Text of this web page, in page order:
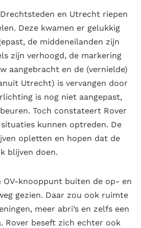
en Utrecht riepen
Deze kwamen er gelukkig
de middeneilanden zijn
zijn verhoogd, de markering
aangebracht en de (vernielde)
Utrecht) is vervangen door
is nog niet aangepast,
Toch constateert Rover
kunnen optreden. De
opletten en hopen dat de
blijven doen.
OV-knooppunt buiten de op- en
gezien. Daar zou ook ruimte
meer abri’s en zelfs een
Rover beseft zich echter ook